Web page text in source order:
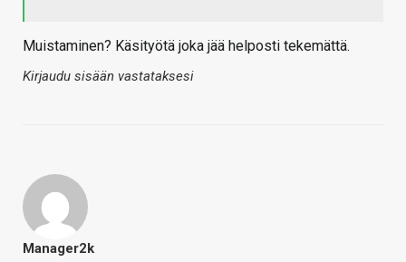
Muistaminen? Käsityötä joka jää helposti tekemättä.
Kirjaudu sisään vastataksesi
Manager2k